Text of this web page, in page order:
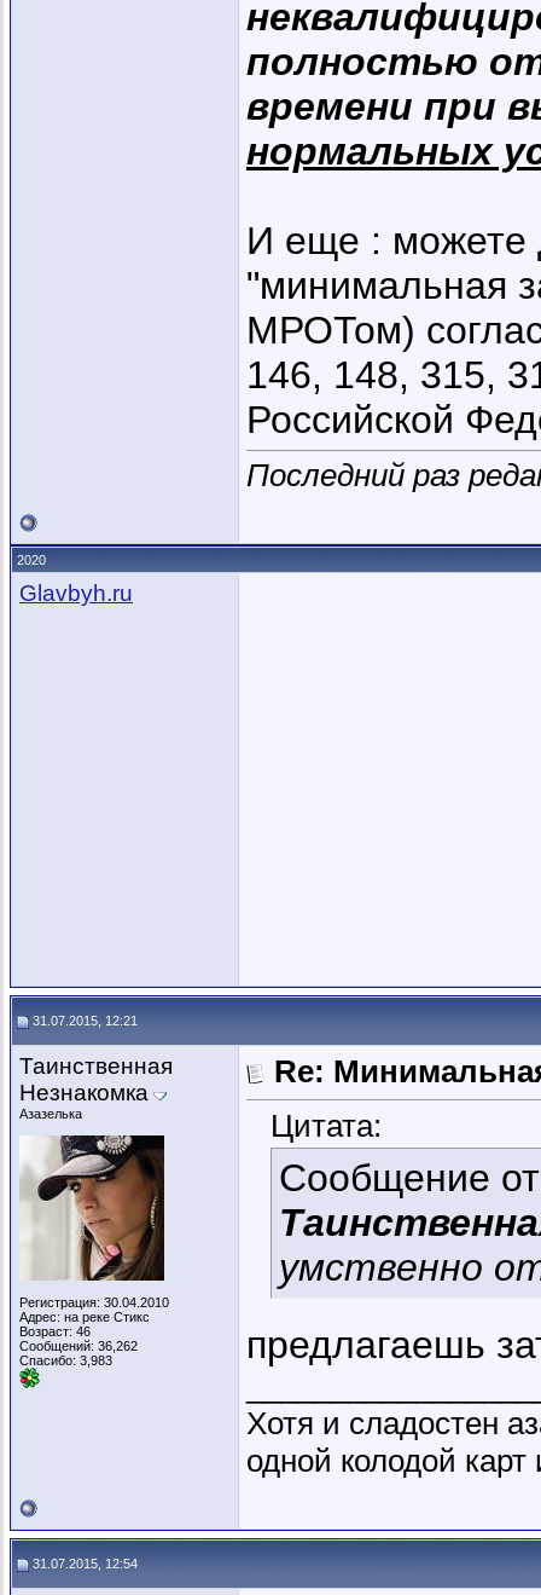
полностью
времени при
нормальных
И еще : можете
"минимальная
МРОТом)
146, 148, 315,
Российской
Последний раз
2020
Glavbyh.ru
31.07.2015, 12:21
Таинственная
Незнакомка
Азазелька
Регистрация: 30.04.2010
Адрес: на реке Стикс
Возраст: 46
Сообщений: 36,262
Спасибо: 3,983
Re:
Цитата:
Сообщение
умственно
предлагаешь
Хотя и сладостен
одной колодой
31.07.2015, 12:54